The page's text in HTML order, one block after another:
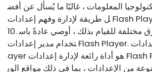
المعلومات ، غالبًا ما يُسأل عن أفض
ل طريقة لإدارة وفهم إعدادات Flash Player في Windows
10. بينما توجد عدة طرق مختلفة للقيام بذلك ، أوصي عادةً باس
تخدام مدير إعدادات Flash Player. مدير إعدادات Flash Pl
ayer هو أداة رائعة لإدارة إعدادات Flash Player. يسمح لك
من الإعدادات ، بما في ذلك مواقع الوي